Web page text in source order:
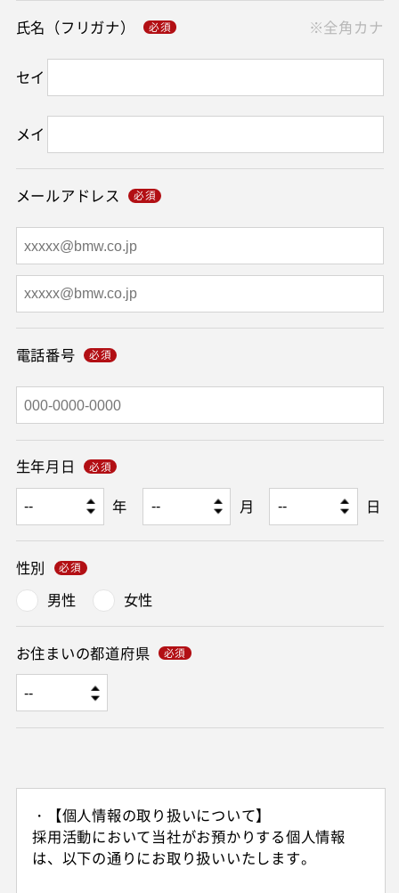
氏名（フリガナ）
セイ
メイ
※全角カナ
メールアドレス
電話番号
生年月日
年
月 日
性別
男性
女性
お住まいの都道府県
・【個人情報の取り扱いについて】
採用活動において当社がお預かりする個人情報
は、以下の通りにお取り扱いいたします。